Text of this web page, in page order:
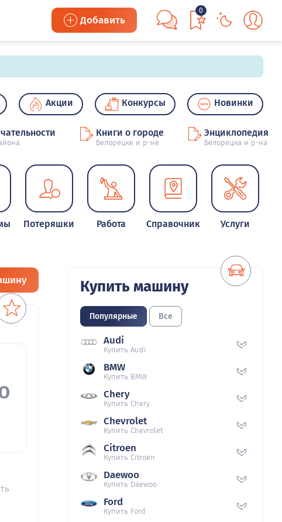
Добавить
0
Акции Конкурсы Новинки
Книги о городе
Белорецке и р-не
Энциклопедия
Белорецка и р-на
Потеряшки Работа Справочник Услуги
Купить машину
Популярные Все
Audi
Купить Audi
BMW
Купить BMW
Chery
Купить Chery
Chevrolet
Купить Chevrolet
Citroen
Купить Citroen
Daewoo
Купить Daewoo
Ford
Купить Ford